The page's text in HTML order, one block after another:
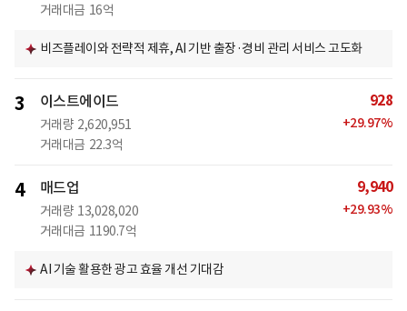
거래대금 16억
비즈플레이와 전략적 제휴, AI 기반 출장·경비 관리 서비스 고도화
3 이스트에이드
거래량 2,620,951
거래대금 22.3억
928
+29.97%
4 매드업
거래량 13,028,020
거래대금 1190.7억
9,940
+29.93%
AI 기술 활용한 광고 효율 개선 기대감